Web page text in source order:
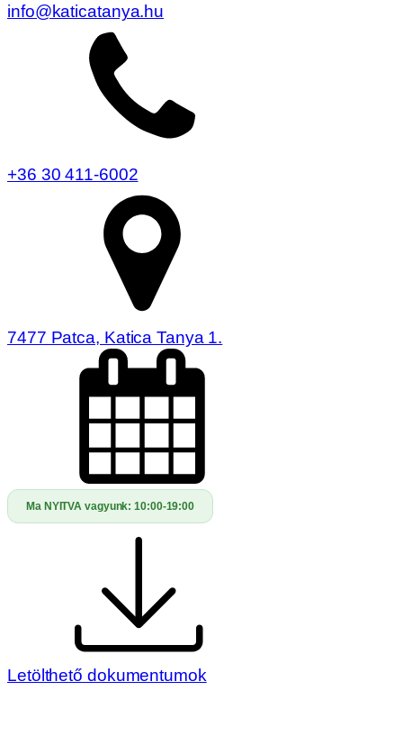
info@katicatanya.hu
+36 30 411-6002
7477 Patca, Katica Tanya 1.
Ma NYITVA vagyunk:10:00-19:00
Letölthető dokumentumok